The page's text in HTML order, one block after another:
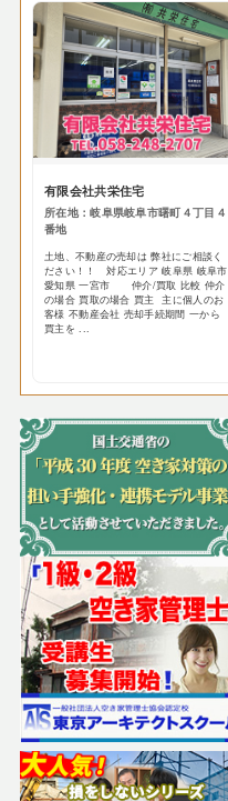
有限会社共栄住宅
所在地：岐阜県岐阜市曙町４丁目４
番地
土地、不動産の売却は 弊社にご相談く
ださい！！ 対応エリア 岐阜県 岐阜市
愛知県 一宮市 仲介/買取 比較 仲介
の場合 買取の場合 買主 主に個人のお
客様 不動産会社 売却手続期間 一から
買主を ...